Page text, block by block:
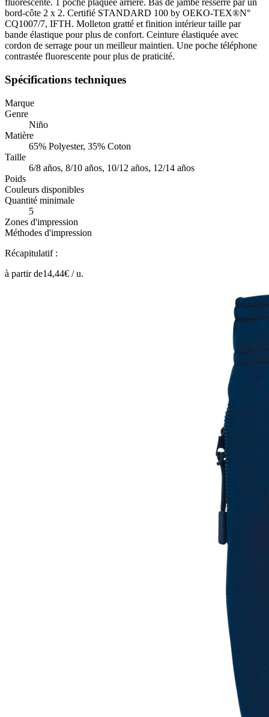
fluorescente. 1 poche plaquée arrière. Bas de jambe resserré par un
bord-côte 2 x 2. Certifié STANDARD 100 by OEKO-TEX®N°
CQ1007/7, IFTH. Molleton gratté et finition intérieur taille par
bande élastique pour plus de confort. Ceinture élastiquée avec
cordon de serrage pour un meilleur maintien. Une poche téléphone
contrastée fluorescente pour plus de praticité.
Spécifications techniques
Marque
Genre
Niño
Matière
65% Polyester, 35% Coton
Taille
6/8 años, 8/10 años, 10/12 años, 12/14 años
Poids
Couleurs disponibles
Quantité minimale
5
Zones d'impression
Méthodes d'impression
Récapitulatif :
à partir de14,44€ /u.